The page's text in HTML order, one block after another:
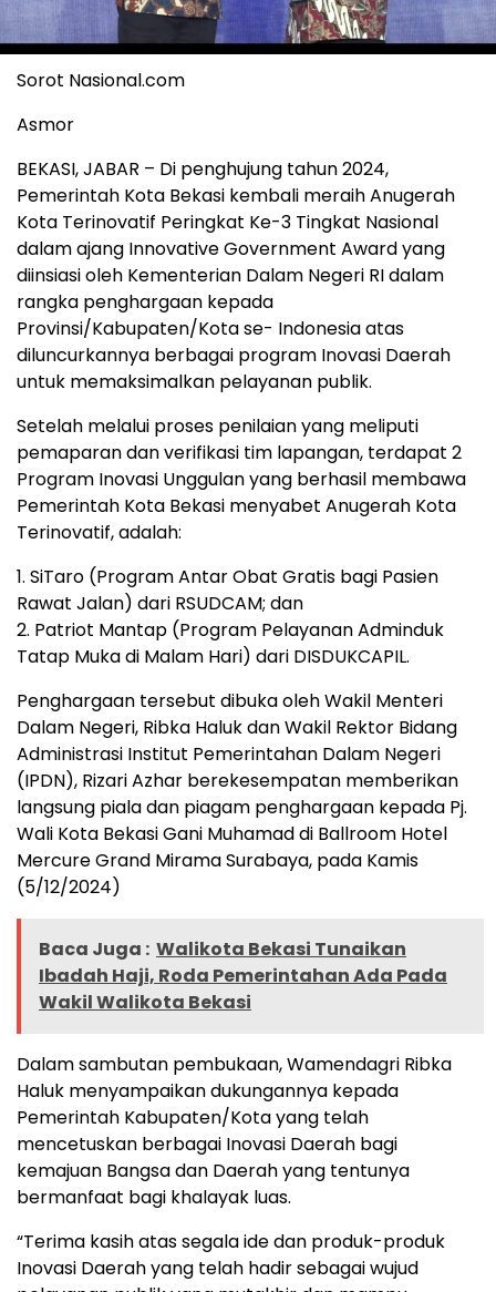
Sorot Nasional.com
Asmor
BEKASI, JABAR – Di penghujung tahun 2024,
Pemerintah Kota Bekasi kembali meraih Anugerah
Kota Terinovatif Peringkat Ke-3 Tingkat Nasional
dalam ajang Innovative Government Award yang
diinsiasi oleh Kementerian Dalam Negeri RI dalam
rangka penghargaan kepada
Provinsi/Kabupaten/Kota se- Indonesia atas
diluncurkannya berbagai program Inovasi Daerah
untuk memaksimalkan pelayanan publik.
Setelah melalui proses penilaian yang meliputi
pemaparan dan verifikasi tim lapangan, terdapat 2
Program Inovasi Unggulan yang berhasil membawa
Pemerintah Kota Bekasi menyabet Anugerah Kota
Terinovatif, adalah:
1. SiTaro (Program Antar Obat Gratis bagi Pasien
Rawat Jalan) dari RSUDCAM; dan
2. Patriot Mantap (Program Pelayanan Adminduk
Tatap Muka di Malam Hari) dari DISDUKCAPIL.
Penghargaan tersebut dibuka oleh Wakil Menteri
Dalam Negeri, Ribka Haluk dan Wakil Rektor Bidang
Administrasi Institut Pemerintahan Dalam Negeri
(IPDN), Rizari Azhar berekesempatan memberikan
langsung piala dan piagam penghargaan kepada Pj.
Wali Kota Bekasi Gani Muhamad di Ballroom Hotel
Mercure Grand Mirama Surabaya, pada Kamis
(5/12/2024)
Baca Juga : Walikota Bekasi Tunaikan
Ibadah Haji, Roda Pemerintahan Ada Pada
Wakil Walikota Bekasi
Dalam sambutan pembukaan, Wamendagri Ribka
Haluk menyampaikan dukungannya kepada
Pemerintah Kabupaten/Kota yang telah
mencetuskan berbagai Inovasi Daerah bagi
kemajuan Bangsa dan Daerah yang tentunya
bermanfaat bagi khalayak luas.
“Terima kasih atas segala ide dan produk-produk
Inovasi Daerah yang telah hadir sebagai wujud